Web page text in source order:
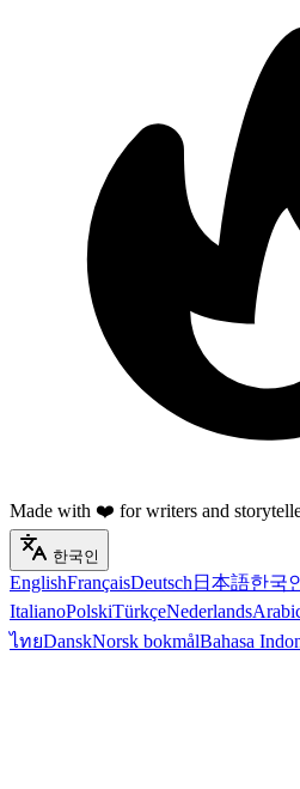
Made with ❤️ for writers and
한국인
EnglishFrançaisDeutsch 日本語한국
ItalianoPolskiTürkçeNederlands
ไทยDanskNorsk bokmålBahasa